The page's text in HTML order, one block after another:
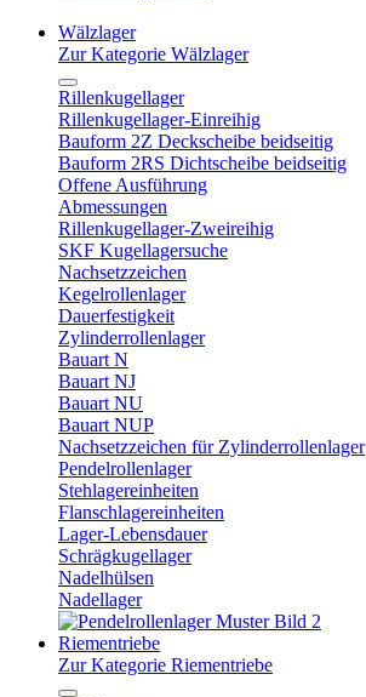
Wälzlager
Zur Kategorie Wälzlager
Rillenkugellager
Rillenkugellager-Einreihig
Bauform 2Z Deckscheibe beidseitig
Bauform 2RS Dichtscheibe beidseitig
Offene Ausführung
Abmessungen
Rillenkugellager-Zweireihig
SKF Kugellagersuche
Nachsetzzeichen
Kegelrollenlager
Dauerfestigkeit
Zylinderrollenlager
Bauart N
Bauart NJ
Bauart NU
Bauart NUP
Nachsetzzeichen für Zylinderrollenlager
Pendelrollenlager
Stehlagereinheiten
Flanschlagereinheiten
Lager-Lebensdauer
Schrägkugellager
Nadelhülsen
Nadellager
Riementriebe
Zur Kategorie Riementriebe